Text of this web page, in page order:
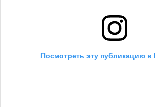
Посмотреть эту публикацию в